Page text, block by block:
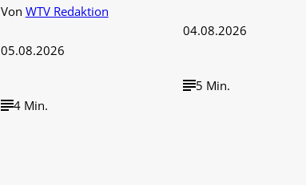
Von WTV Redaktion
05.08.2026
4 Min.
04.08.2026
5 Min.